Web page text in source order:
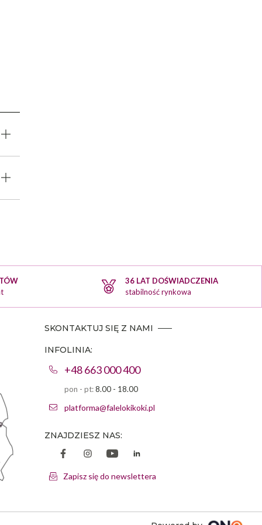
36 LAT DOŚWIADCZENIA
stabilność rynkowa
SKONTAKTUJ SIĘ Z NAMI
INFOLINIA:
+48 663 000 400
pon - pt:8.00 - 18.00
platforma@falelokikoki.pl
ZNAJDZIESZ NAS:
Zapisz się do newslettera